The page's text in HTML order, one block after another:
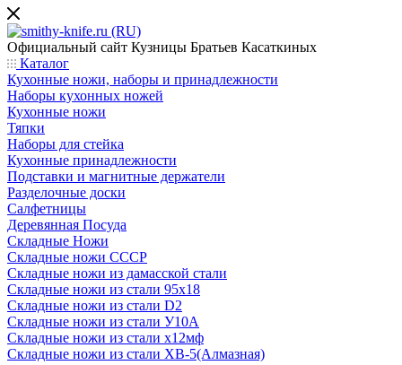
Официальный сайт Кузницы Братьев Касаткиных
Каталог
Кухонные ножи, наборы и принадлежности
Наборы кухонных ножей
Кухонные ножи
Тяпки
Наборы для стейка
Кухонные принадлежности
Подставки и магнитные держатели
Разделочные доски
Салфетницы
Деревянная Посуда
Складные Ножи
Cкладные ножи СССР
Складные ножи из дамасской стали
Складные ножи из стали 95х18
Складные ножи из стали D2
Складные ножи из стали У10А
Складные ножи из стали х12мф
Складные ножи из стали ХВ-5(Алмазная)